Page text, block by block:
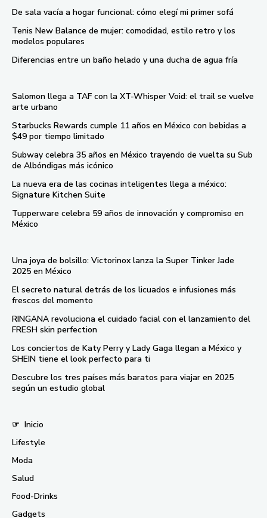
De sala vacía a hogar funcional: cómo elegí mi primer sofá
Tenis New Balance de mujer: comodidad, estilo retro y los
modelos populares
Diferencias entre un baño helado y una ducha de agua fría
Salomon llega a TAF con la XT-Whisper Void: el trail se vuelve
arte urbano
Starbucks Rewards cumple 11 años en México con bebidas a
$49 por tiempo limitado
Subway celebra 35 años en México trayendo de vuelta su Sub
de Albóndigas más icónico
La nueva era de las cocinas inteligentes llega a méxico:
Signature Kitchen Suite
Tupperware celebra 59 años de innovación y compromiso en
México
Una joya de bolsillo: Victorinox lanza la Super Tinker Jade
2025 en México
El secreto natural detrás de los licuados e infusiones más
frescos del momento
RINGANA revoluciona el cuidado facial con el lanzamiento del
FRESH skin perfection
Los conciertos de Katy Perry y Lady Gaga llegan a México y
SHEIN tiene el look perfecto para ti
Descubre los tres países más baratos para viajar en 2025
según un estudio global
☞ Inicio
Lifestyle
Moda
Salud
Food-Drinks
Gadgets